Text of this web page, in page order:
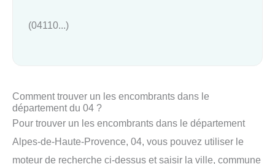
(04110...)
Comment trouver un les encombrants dans le
département du 04 ?
Pour trouver un les encombrants dans le département
Alpes-de-Haute-Provence, 04, vous pouvez utiliser le
moteur de recherche ci-dessus et saisir la ville, commune